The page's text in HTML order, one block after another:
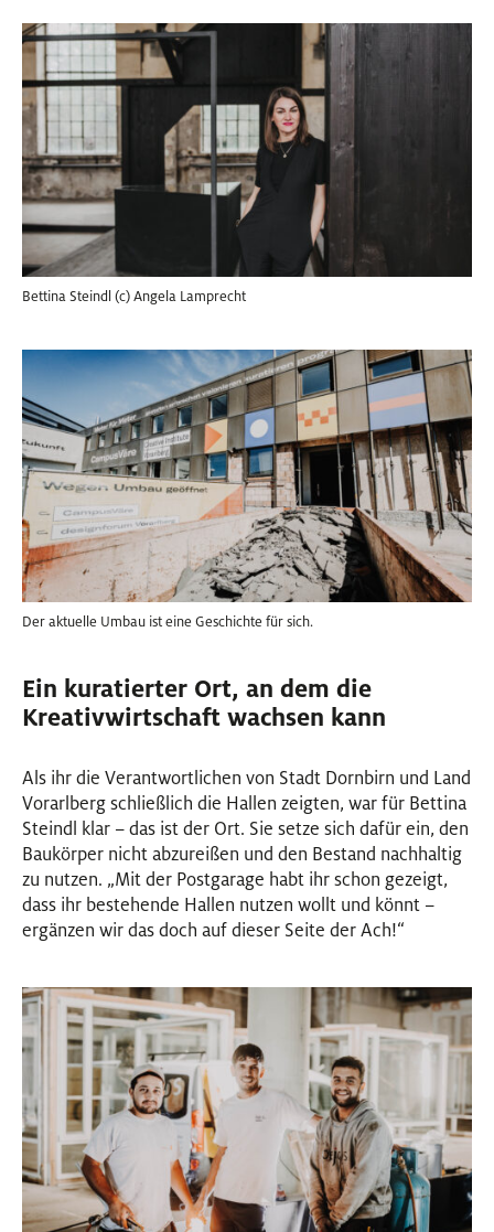
Bettina Steindl (c) Angela Lamprecht
Der aktuelle Umbau ist eine Geschichte für sich.
Ein kuratierter Ort, an dem die
Kreativwirtschaft wachsen kann
Als ihr die Verantwortlichen von Stadt Dornbirn und Land
Vorarlberg schließlich die Hallen zeigten, war für Bettina
Steindl klar – das ist der Ort. Sie setze sich dafür ein, den
Baukörper nicht abzureißen und den Bestand nachhaltig
zu nutzen. „Mit der Postgarage habt ihr schon gezeigt,
dass ihr bestehende Hallen nutzen wollt und könnt –
ergänzen wir das doch auf dieser Seite der Ach!“